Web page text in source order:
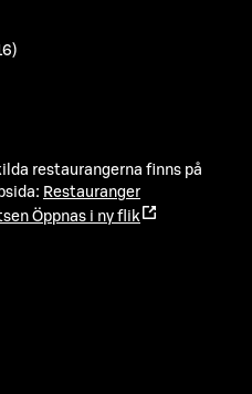
restaurangerna finns på
Restauranger
Öppnas i ny flik